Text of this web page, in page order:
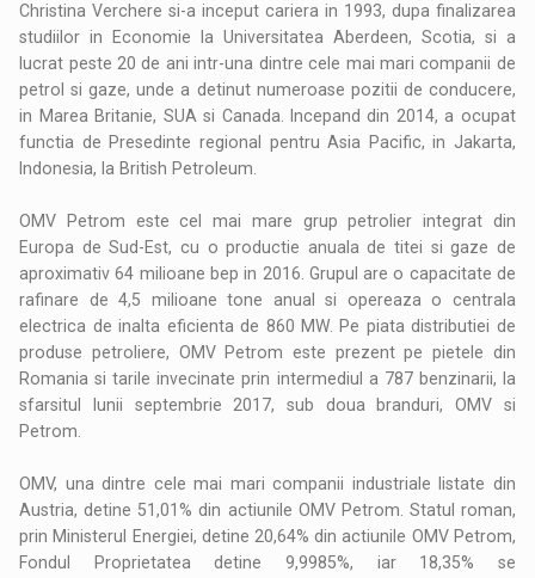
Christina Verchere si-a inceput cariera in 1993, dupa finalizarea
studiilor in Economie la Universitatea Aberdeen, Scotia, si a
lucrat peste 20 de ani intr-una dintre cele mai mari companii de
petrol si gaze, unde a detinut numeroase pozitii de conducere,
in Marea Britanie, SUA si Canada. Incepand din 2014, a ocupat
functia de Presedinte regional pentru Asia Pacific, in Jakarta,
Indonesia, la British Petroleum.
OMV Petrom este cel mai mare grup petrolier integrat din
Europa de Sud-Est, cu o productie anuala de titei si gaze de
aproximativ 64 milioane bep in 2016. Grupul are o capacitate de
rafinare de 4,5 milioane tone anual si opereaza o centrala
electrica de inalta eficienta de 860 MW. Pe piata distributiei de
produse petroliere, OMV Petrom este prezent pe pietele din
Romania si tarile invecinate prin intermediul a 787 benzinarii, la
sfarsitul lunii septembrie 2017, sub doua branduri, OMV si
Petrom.
OMV, una dintre cele mai mari companii industriale listate din
Austria, detine 51,01% din actiunile OMV Petrom. Statul roman,
prin Ministerul Energiei, detine 20,64% din actiunile OMV Petrom,
Fondul Proprietatea detine 9,9985%, iar 18,35% se